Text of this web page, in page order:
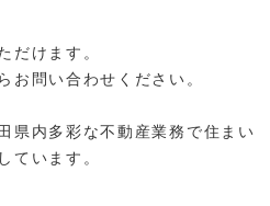
だけます。
お問い合わせください。
県内多彩な不動産業務で住まい
ています。